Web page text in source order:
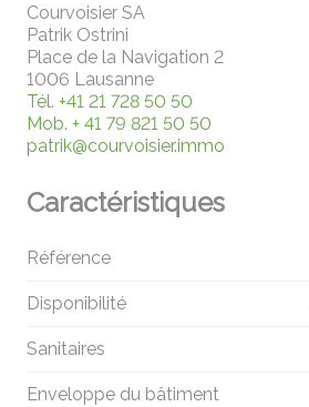
Courvoisier SA
Patrik Ostrini
Place de la Navigation 2
1006 Lausanne
Tél. +41 21 728 50 50
Mob. + 41 79 821 50 50
patrik@courvoisier.immo
Caractéristiques
Référence
Disponibilité
Sanitaires
Enveloppe du bâtiment